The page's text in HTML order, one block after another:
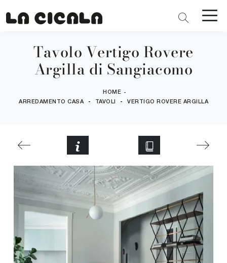
Tavolo Vertigo Rovere
Argilla di Sangiacomo
HOME -
ARREDAMENTO CASA - TAVOLI - VERTIGO ROVERE ARGILLA